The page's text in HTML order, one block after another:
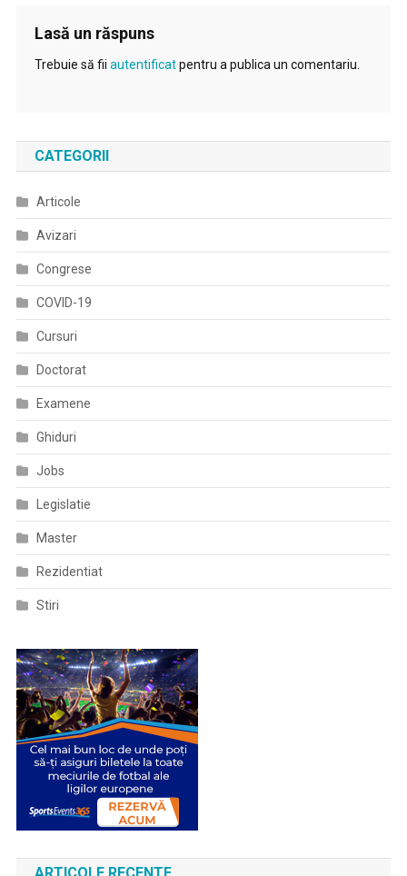
Lasă un răspuns
Trebuie să fii autentificatpentru a publica un comentariu.
CATEGORII
Articole
Avizari
Congrese
COVID-19
Cursuri
Doctorat
Examene
Ghiduri
Jobs
Legislatie
Master
Rezidentiat
Stiri